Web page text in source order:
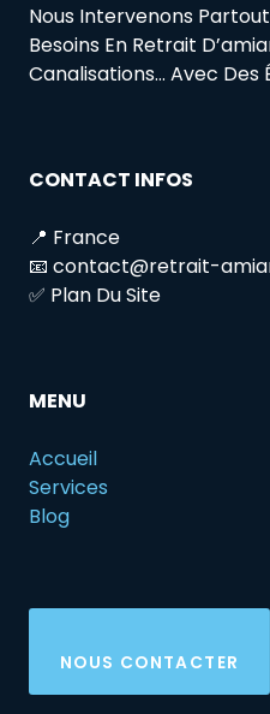
Nous Intervenons
Besoins En Retrait
Canalisations… Avec Des
CONTACT INFOS
📍 France
📧 contact@retrait-
✅ Plan Du Site
MENU
Accueil
Services
Blog
NOUS CONTACTER